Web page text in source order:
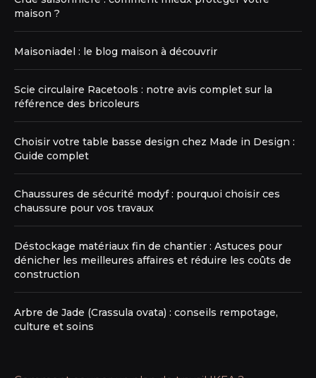
maison ?
Maisoniadel : le blog maison à découvrir
Scie circulaire Racetools : notre avis complet sur la
référence des bricoleurs
Choisir votre table basse design chez Made in Design :
Guide complet
Chaussures de sécurité modyf : pourquoi choisir ces
chaussure pour vos travaux
Déstockage matériaux fin de chantier : Astuces pour
dénicher les meilleures affaires et réduire les coûts de
construction
Arbre de Jade (Crassula ovata) : conseils rempotage,
culture et soins